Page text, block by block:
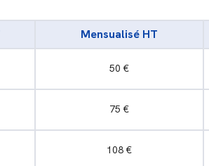
Mensualisé HT
50 €
75 €
108 €